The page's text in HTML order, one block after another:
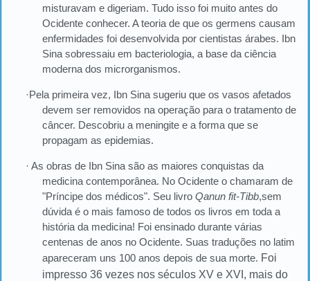
misturavam e digeriam. Tudo isso foi muito antes do
Ocidente conhecer. A teoria de que os germens causam
enfermidades foi desenvolvida por cientistas árabes. Ibn
Sina sobressaiu em bacteriologia, a base da ciência
moderna dos microrganismos.
·Pela primeira vez, Ibn Sina sugeriu que os vasos afetados
devem ser removidos na operação para o tratamento de
câncer. Descobriu a meningite e a forma que se
propagam as epidemias.
· As obras de Ibn Sina são as maiores conquistas da
medicina contemporânea. No Ocidente o chamaram de
"Príncipe dos médicos". Seu livro Qanun fit-Tibb,sem
dúvida é o mais famoso de todos os livros em toda a
história da medicina! Foi ensinado durante várias
centenas de anos no Ocidente. Suas traduções no latim
apareceram uns 100 anos depois de sua morte. Foi
impresso 36 vezes nos séculos XV e XVI, mais do